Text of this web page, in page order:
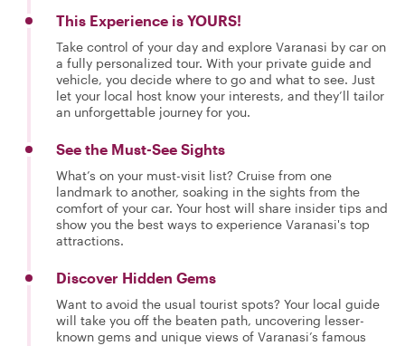
This Experience is YOURS!
Take control of your day and explore Varanasi by car on
a fully personalized tour. With your private guide and
vehicle, you decide where to go and what to see. Just
let your local host know your interests, and they’ll tailor
an unforgettable journey for you.
See the Must-See Sights
What’s on your must-visit list? Cruise from one
landmark to another, soaking in the sights from the
comfort of your car. Your host will share insider tips and
show you the best ways to experience Varanasi's top
attractions.
Discover Hidden Gems
Want to avoid the usual tourist spots? Your local guide
will take you off the beaten path, uncovering lesser-
known gems and unique views of Varanasi’s famous